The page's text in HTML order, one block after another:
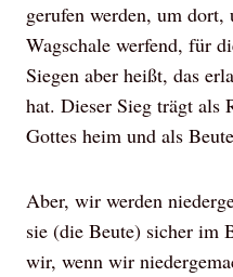
gerufen werden, um
Wagschale werfend, für
Siegen aber heißt, das
hat. Dieser Sieg trägt als
Gottes heim und als
Aber, wir werden
sie (die Beute) sicher im
wir, wenn wir